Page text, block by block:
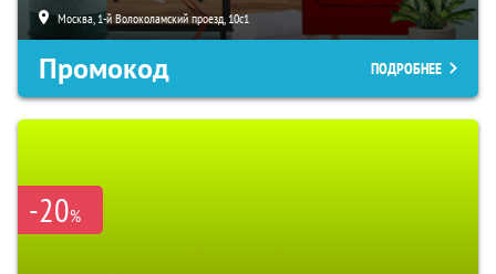
Москва, 1-й Волоколамский проезд, 10с1
Промокод ПОДРОБНЕЕ
-20%